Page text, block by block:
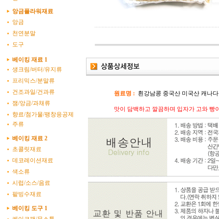
앙금플라워재료
앙금
천연분말
도구
베이킹 재료 1
생크림/버터/유지류
프리믹스/분말류
건조과일/건과류
잼/앙금/과채류
향료/첨가물/팽창응공제
주류
베이킹 재료 2
초콜릿재료
데코레이션재료
색소류
시럽/소스/음료
팥빙수재료
베이킹 도구 1
원료명 : 흰강남콩 중국산 미국산 캐나
맛이 담백하고 깔끔하며 입자가 고와 빵